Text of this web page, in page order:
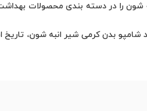
را در دسته بندی محصولات بهداشت
بدن کرمی شیر انبه شون،